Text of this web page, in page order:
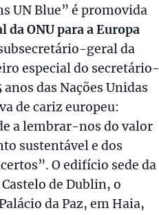
UN Blue” é promovida
ONU para a Europa
geral da
especial do secretário-
das Nações Unidas
de cariz europeu:
a lembrar-nos do valor
sustentável e dos
O edifício sede da
de Dublin, o
da Paz, em Haia,